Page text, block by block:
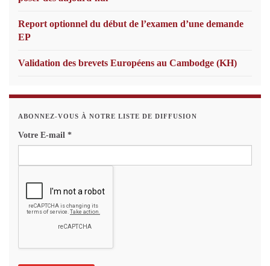
Report optionnel du début de l’examen d’une demande
EP
Validation des brevets Européens au Cambodge (KH)
ABONNEZ-VOUS À NOTRE LISTE DE DIFFUSION
Votre E-mail *